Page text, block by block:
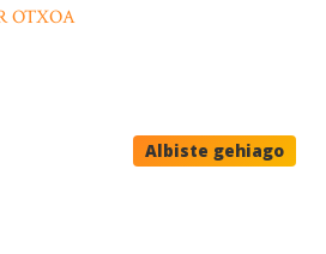
OTXOA
Albiste gehiago